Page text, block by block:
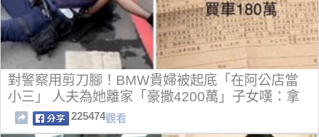
對警察用剪刀腳！BMW貴婦被起底「在阿公店當
小三」 人夫為她離家「豪撒4200萬」子女嘆：拿
她沒轍
225474觀看